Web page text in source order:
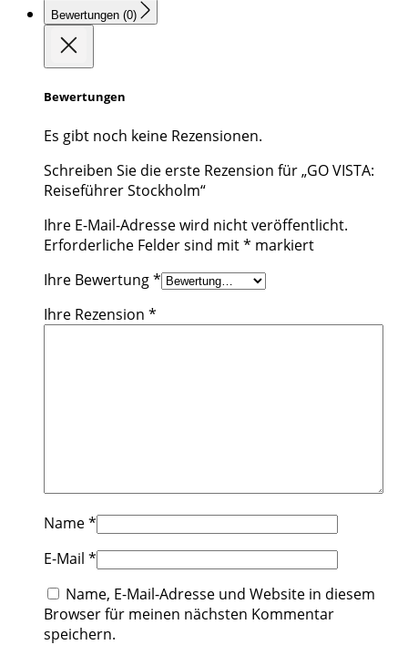
Bewertungen (0)
Bewertungen
Es gibt noch keine Rezensionen.
Schreiben Sie die erste Rezension für „GO VISTA:
Reiseführer Stockholm“
Ihre E-Mail-Adresse wird nicht veröffentlicht.
Erforderliche Felder sind mit* markiert
Ihre Bewertung*
Ihre Rezension *
Name*
E-Mail *
Name, E-Mail-Adresse und Website in diesem
Browser für meinen nächsten Kommentar
speichern.